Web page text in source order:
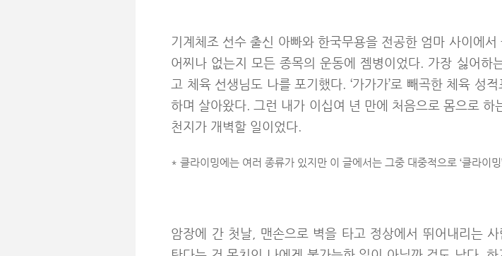
기계체조 선수 출신 아빠와 한국무용을 전공한 엄마 사이에
어찌나 없는지 모든 종목의 운동에 젬병이었다. 가장 싫어
고 체육 선생님도 나를 포기했다. ‘가가가’로 빼곡한 체육 성
하며 살아왔다. 그런 내가 이십여 년 만에 처음으로 몸으로
천지가 개벽할 일이었다.
* 클라이밍에는 여러 종류가 있지만 이 글에서는 그중 대중적으로 ‘클라이
암장에 간 첫날, 맨손으로 벽을 타고 정상에서 뛰어내리는